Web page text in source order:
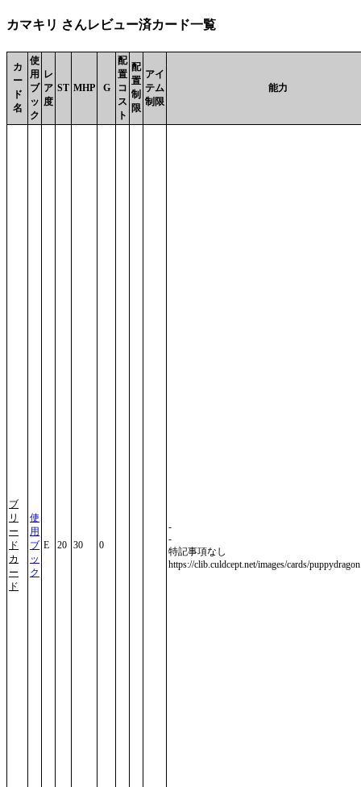
カマキリ さんレビュー済カード一覧
カ
ー
ド
名
使
用
ブ
ッ
ク
レ
ア
度
ST MHP G
配
置
コ
ス
ト
配
置
制
限
アイ
テム
制限
能力
ブ
リ
ー
ド
カ
ー
ド
使
用
ブ
ッ
ク
E 20 30 0
-
-
特記事項なし
https://clib.culdcept.net/images/cards/